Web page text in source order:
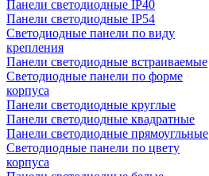
Панели светодиодные IP40
Панели светодиодные IP54
Светодиодные панели по виду
крепления
Панели светодиодные встраиваемые
Светодиодные панели по форме
корпуса
Панели светодиодные круглые
Панели светодиодные квадратные
Панели светодиодные прямоугльные
Светодиодные панели по цвету
корпуса